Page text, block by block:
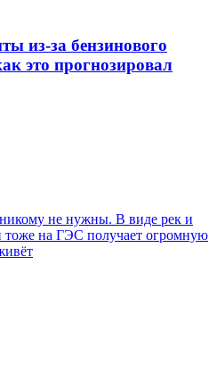
из-за бензинового
это прогнозировал
не нужны. В виде рек и
тоже на ГЭС получает огромную